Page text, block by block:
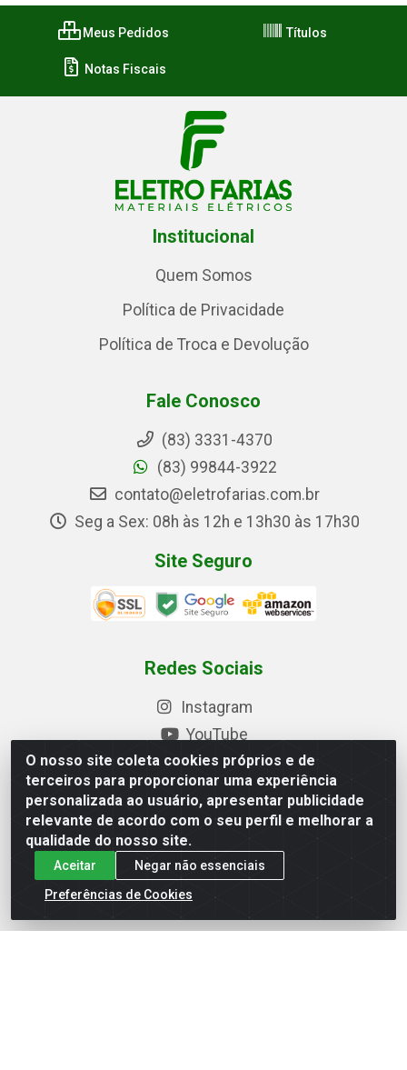
O nosso site coleta cookies próprios e de
terceiros para proporcionar uma experiência
personalizada ao usuário, apresentar publicidade
relevante de acordo com o seu perfil e melhorar a
qualidade do nosso site.
Aceitar
Negar não essenciais
Preferências de Cookies
Meus Pedidos Títulos
Notas Fiscais
Institucional
Quem Somos
Política de Privacidade
Política de Troca e Devolução
Fale Conosco
(83) 3331-4370
(83) 99844-3922
contato@eletrofarias.com.br
Seg a Sex: 08h às 12h e 13h30 às 17h30
Site Seguro
Redes Sociais
Instagram
YouTube
Formas de Pagamento
Baixe nosso APP